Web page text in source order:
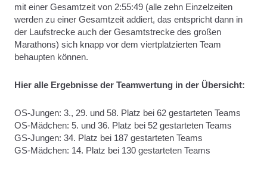
mit einer Gesamtzeit von 2:55:49 (alle zehn Einzelzeiten
werden zu einer Gesamtzeit addiert, das entspricht dann in
der Laufstrecke auch der Gesamtstrecke des großen
Marathons) sich knapp vor dem viertplatzierten Team
behaupten können.
Hier alle Ergebnisse der Teamwertung in der Übersicht:
OS-Jungen: 3., 29. und 58. Platz bei 62 gestarteten Teams
OS-Mädchen: 5. und 36. Platz bei 52 gestarteten Teams
GS-Jungen: 34. Platz bei 187 gestarteten Teams
GS-Mädchen: 14. Platz bei 130 gestarteten Teams